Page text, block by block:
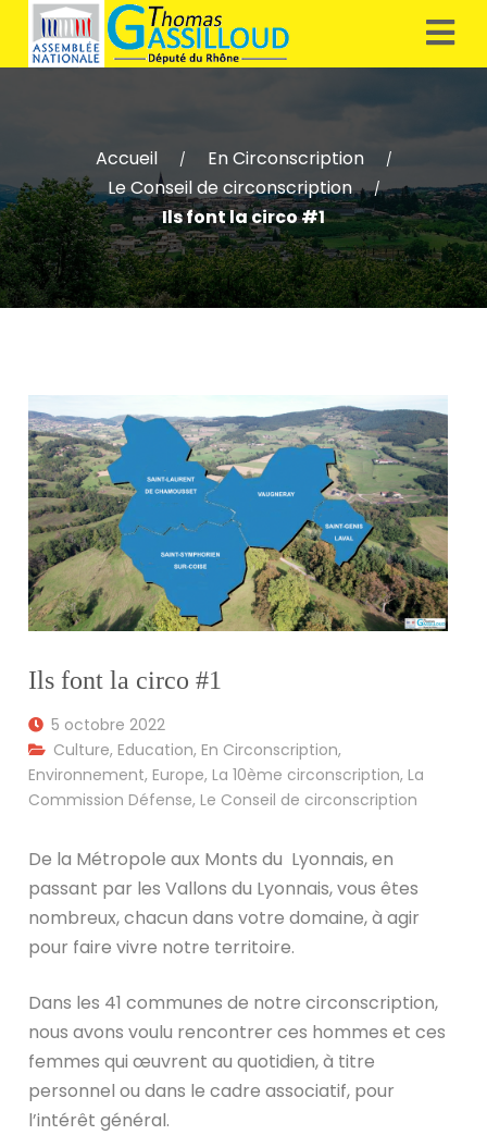
Accueil / En Circonscription /
Le Conseil de circonscription /
Ils font la circo #1
Ils font la circo #1
5 octobre 2022
Culture,Education,En Circonscription,
Environnement,Europe,La 10ème circonscription,La
Commission Défense,Le Conseil de circonscription
De la Métropole aux Monts du Lyonnais, en
passant par les Vallons du Lyonnais, vous êtes
nombreux, chacun dans votre domaine, à agir
pour faire vivre notre territoire.
Dans les 41 communes de notre circonscription,
nous avons voulu rencontrer ces hommes et ces
femmes qui œuvrent au quotidien, à titre
personnel ou dans le cadre associatif, pour
l’intérêt général.